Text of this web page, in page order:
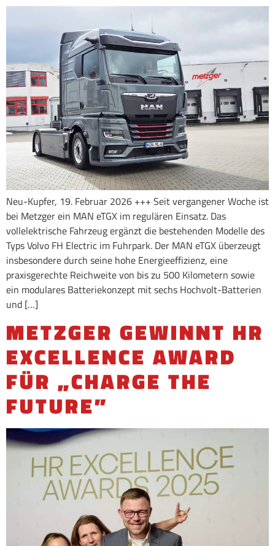
Neu-Kupfer, 19. Februar 2026 +++ Seit vergangener Woche ist
bei Metzger ein MAN eTGX im regulären Einsatz. Das
vollelektrische Fahrzeug ergänzt die bestehenden Modelle des
Typs Volvo FH Electric im Fuhrpark. Der MAN eTGX überzeugt
insbesondere durch seine hohe Energieeffizienz, eine
praxisgerechte Reichweite von bis zu 500 Kilometern sowie
ein modulares Batteriekonzept mit sechs Hochvolt-Batterien
und […]
METZGER GEWINNT HR
EXCELLENCE AWARD
FÜR „CHARGE THE
FUTURE”